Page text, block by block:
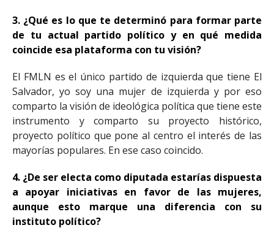
3. ¿Qué es lo que te determinó para formar parte
de tu actual partido político y en qué medida
coincide esa plataforma con tu visión?
El FMLN es el único partido de izquierda que tiene El
Salvador, yo soy una mujer de izquierda y por eso
comparto la visión de ideológica política que tiene este
instrumento y comparto su proyecto histórico,
proyecto político que pone al centro el interés de las
mayorías populares. En ese caso coincido.
4. ¿De ser electa como diputada estarías dispuesta
a apoyar iniciativas en favor de las mujeres,
aunque esto marque una diferencia con su
instituto político?